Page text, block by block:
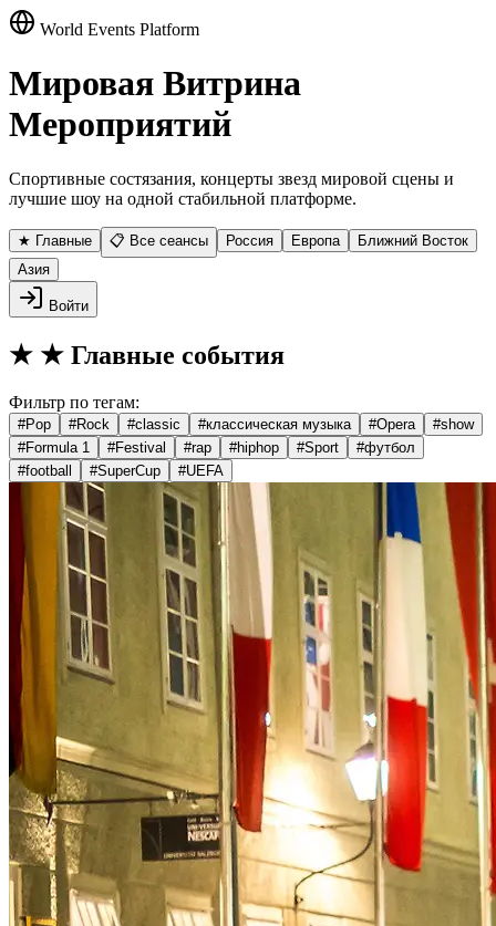
World Events Platform
Мировая Витрина
Мероприятий
Спортивные состязания, концерты звезд мировой сцены и
лучшие шоу на одной стабильной платформе.
★ Главные 📋 Все сеансы Россия Европа
Ближний Восток
Азия
Войти
★ ★ Главные события
Фильтр по тегам:
#Pop #Rock #classic #классическая музыка #Opera #show
#Formula 1 #Festival #rap #hiphop #Sport #футбол
#football #SuperCup #UEFA